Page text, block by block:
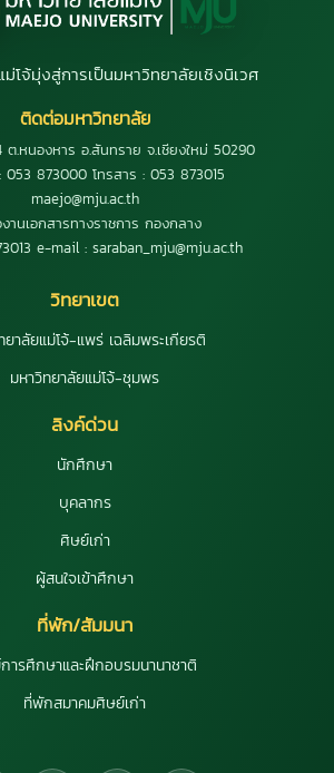
โจ้มุ่งสู่การเป็นมหาวิทยาลัยเชิงนิเวศ
ติดต่อมหาวิทยาลัย
.หนองหาร อ.สันทราย จ.เชียงใหม่ 50290
053 873000 โทรสาร : 053 873015
maejo@mju.ac.th
านเอกสารทางราชการ กองกลาง
e-mail : saraban_mju@mju.ac.th
วิทยาเขต
ยาลัยแม่โจ้-แพร่ เฉลิมพระเกียรติ
มหาวิทยาลัยแม่โจ้-ชุมพร
ลิงค์ด่วน
นักศึกษา
บุคลากร
ศิษย์เก่า
ผู้สนใจเข้าศึกษา
ที่พัก/สัมมนา
ารศึกษาและฝึกอบรมนานาชาติ
ที่พักสมาคมศิษย์เก่า